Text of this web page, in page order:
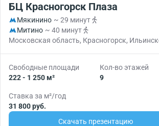
БЦ Красногорск Плаза
Мякинино ~ 29 минут
Митино ~ 40 минут
Московская область, Красногорск,
Свободные площади
222 - 1 250 м²
Кол-во этажей
9
Ставка за м²/год
31 800 руб.
Скачать презентацию